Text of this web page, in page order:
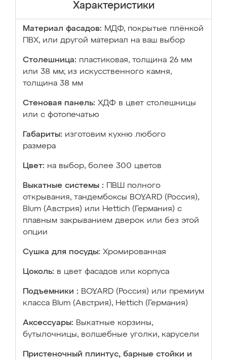
Характеристики
Материал фасадов: МДФ, покрытые плёнкой
ПВХ, или другой материал на ваш выбор
Столешница: пластиковая, толщина 26 мм
или 38 мм; из искусственного камня,
толщина 38 мм
Стеновая панель: ХДФ в цвет столешницы
или с фотопечатью
Габариты: изготовим кухню любого
размера
Цвет: на выбор, более 300 цветов
Выкатные системы :
ПВШ полного
открывания, тандембоксы BOYARD (Россия),
Blum (Австрия) или Hettich (Германия) с
плавным закрыванием дверок или без этой
опции
Сушка для посуды: Хромированная
Цоколь: в цвет фасадов или корпуса
Подъемники : BOYARD (Россия) или премиум
класса Blum (Австрия), Hettich (Германия)
Аксессуары: Выкатные корзины,
бутылочницы, волшебные уголки, карусели
Пристеночный плинтус, барные стойки и